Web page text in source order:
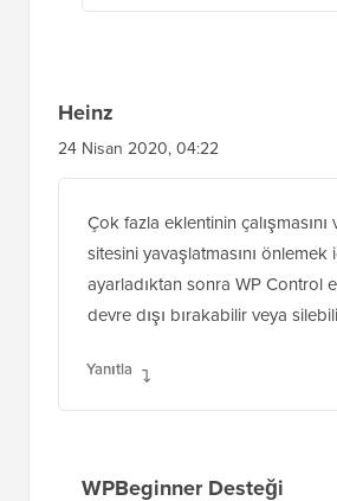
Heinz
24 Nisan 2020, 04:22
Çok fazla eklentinin çalışmasını
sitesini yavaşlatmasını önlemek
ayarladıktan sonra WP Control